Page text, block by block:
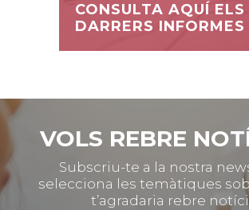
CONSULTA AQUÍ ELS
DARRERS INFORMES
VOLS REBRE
Subscriu-te a la nostra
selecciona les temàtiques
t’agradaria rebre